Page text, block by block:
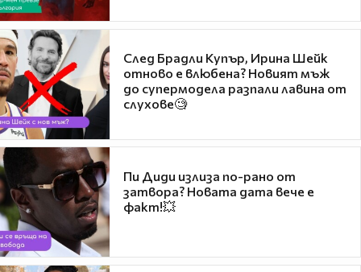
След Брадли Купър, Ирина Шейк
отново е влюбена? Новият мъж
до супермодела разпали лавина от
слухове🧐
Пи Диди излиза по-рано от
затвора? Новата дата вече е
факт!💥